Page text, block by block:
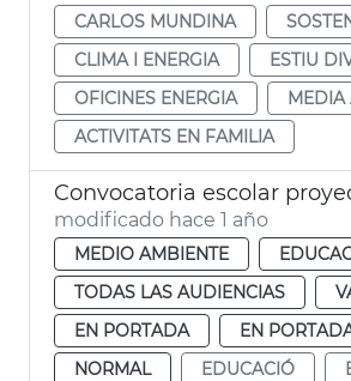
CARLOS MUNDINA
CLIMA I ENERGIA
ESTIU
OFICINES ENERGIA
MEDIA
ACTIVITATS EN FAMILIA
modificado hace 1 año
MEDIO AMBIENTE
TODAS LAS AUDIENCIAS
EN PORTADA
EN
NORMAL
EDUCACIÓ